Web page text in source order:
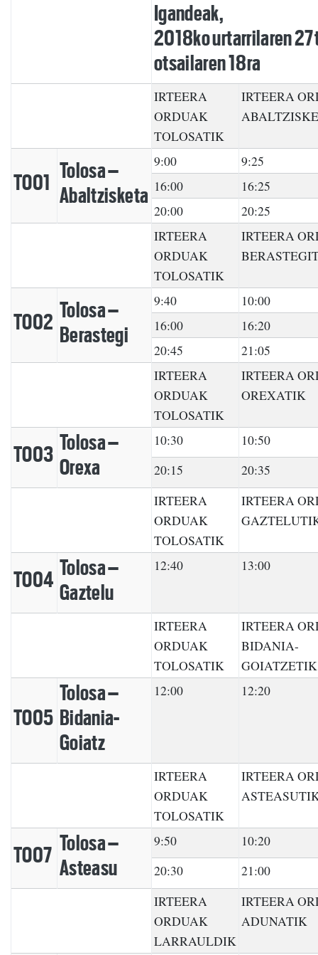
Igandeak,
2018ko urtarrilaren
otsailaren 18ra
IRTEERA
ORDUAK
TOLOSATIK
IRTEERA
TO01 Tolosa –
Abaltzisketa
9:00
9:25
16:00
16:25
20:00
20:25
IRTEERA
ORDUAK
TOLOSATIK
IRTEERA
TO02 Tolosa –
Berastegi
9:40
10:00
16:00
16:20
20:45
21:05
IRTEERA
ORDUAK
TOLOSATIK
IRTEERA
OREXATIK
TO03 Tolosa –
Orexa
10:30
10:50
20:15
20:35
IRTEERA
ORDUAK
TOLOSATIK
IRTEERA
TO04 Tolosa –
Gaztelu
12:40 13:00
IRTEERA
ORDUAK
TOLOSATIK
IRTEERA
BIDANIA-
GOIATZETIK
TO05
Tolosa –
Bidania-
Goiatz
12:00 12:20
IRTEERA
ORDUAK
TOLOSATIK
IRTEERA
TO07 Tolosa –
Asteasu
9:50
10:20
20:30
21:00
IRTEERA
ORDUAK
LARRAULDIK
IRTEERA
ADUNATIK